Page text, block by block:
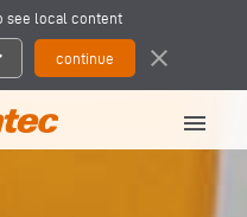
see local content
close
menu